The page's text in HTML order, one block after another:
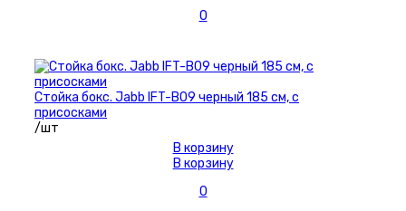
0
Стойка бокс. Jabb IFT-B09 черный 185 см, с
присосками
/шт
В корзину
В корзину
0